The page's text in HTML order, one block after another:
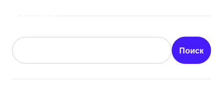
Поиск